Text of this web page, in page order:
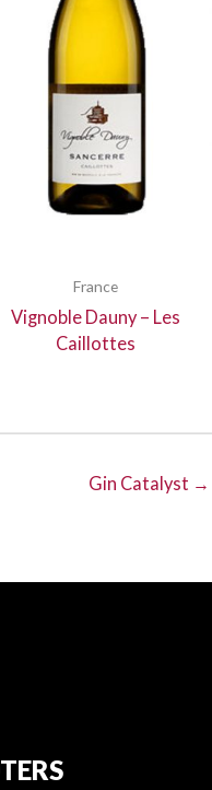
France
Vignoble Dauny – Les
Caillottes
Gin Catalyst →